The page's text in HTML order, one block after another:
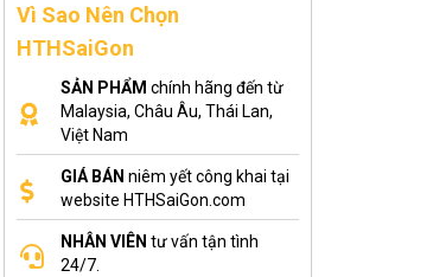
Vì Sao Nên Chọn
HTHSaiGon
SẢN PHẨM chính hãng đến từ
Malaysia, Châu Âu, Thái Lan,
Việt Nam
GIÁ BÁN niêm yết công khai tại
website HTHSaiGon.com
NHÂN VIÊN tư vấn tận tình
24/7.